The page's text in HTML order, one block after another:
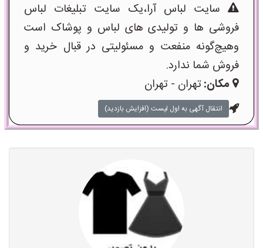
سایت لباس آرا،یک سایت تبلیغات لباس
فروشی ها و تولیدی های لباس و پوشاک است
وهیچ‌گونه منفعت و مسئولیتی در قبال خرید و
فروش شما ندارد.
مکان:تهران - تهران
انتقال آگهی به اول لیست (افزایش بازدید)